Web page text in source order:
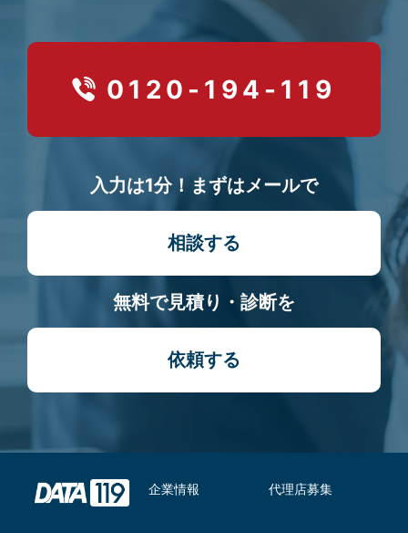
0120-194-119
入力は1分！まずはメールで
相談する
無料で見積り・診断を
依頼する
企業情報 代理店募集